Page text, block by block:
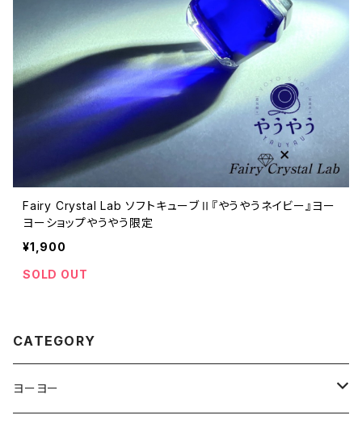
Fairy Crystal Lab ソフトキューブⅡ『やうやうネイビー』ヨー
ヨーショップやうやう限定
¥1,900
SOLD OUT
CATEGORY
ヨーヨー